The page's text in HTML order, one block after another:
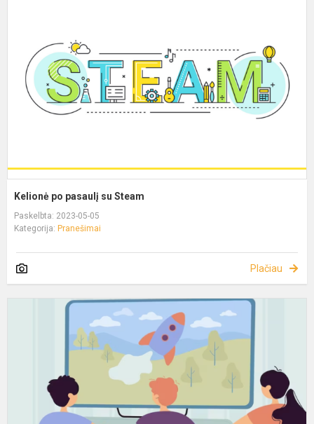
Kelionė po pasaulį su Steam
Paskelbta: 2023-05-05
Kategorija: Pranešimai
Plačiau